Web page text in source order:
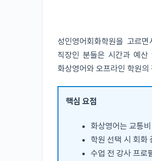
성인영어회화학원을 고르
직장인 분들은 시간과 예
화상영어와 오프라인 학원
핵심 요점
화상영어는 교통
학원 선택 시 회화
수업 전 강사 프로